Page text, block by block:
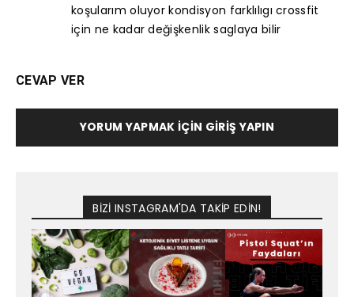
koşularım oluyor kondisyon farklılıgı crossfit
için ne kadar değişkenlik saglaya bilir
CEVAP VER
YORUM YAPMAK İÇIN GIRIŞ YAPIN
BİZİ INSTAGRAM'DA TAKİP EDİN!